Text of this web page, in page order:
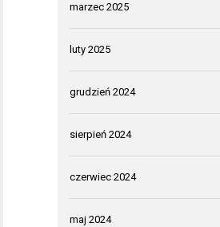
marzec 2025
luty 2025
grudzień 2024
sierpień 2024
czerwiec 2024
maj 2024